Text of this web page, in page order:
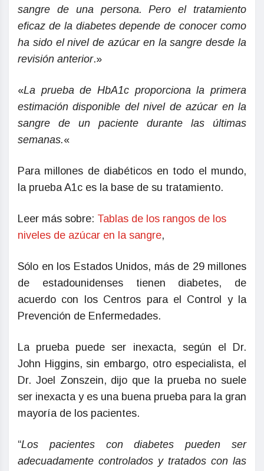
sangre de una persona. Pero el tratamiento
eficaz de la diabetes depende de conocer como
ha sido el nivel de azúcar en la sangre desde la
revisión anterior.»
«La prueba de HbA1c proporciona la primera
estimación disponible del nivel de azúcar en la
sangre de un paciente durante las últimas
semanas.«
Para millones de diabéticos en todo el mundo,
la prueba A1c es la base de su tratamiento.
Leer más sobre: Tablas de los rangos de los
niveles de azúcar en la sangre,
Sólo en los Estados Unidos, más de 29 millones
de estadounidenses tienen diabetes, de
acuerdo con los Centros para el Control y la
Prevención de Enfermedades.
La prueba puede ser inexacta, según el Dr.
John Higgins, sin embargo, otro especialista, el
Dr. Joel Zonszein, dijo que la prueba no suele
ser inexacta y es una buena prueba para la gran
mayoría de los pacientes.
“Los pacientes con diabetes pueden ser
adecuadamente controlados y tratados con las